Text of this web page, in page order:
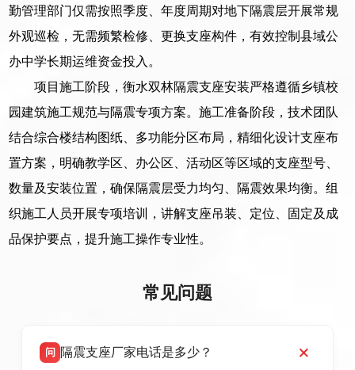
勤管理部门仅需按照季度、年度周期对地下隔震层开展常规
外观巡检，无需频繁检修、更换支座构件，有效控制县域公
办中学长期运维资金投入。
项目施工阶段，衡水双林隔震支座安装严格遵循乡镇校
园建筑施工规范与隔震专项方案。施工准备阶段，技术团队
结合综合楼结构图纸、多功能分区布局，精细化设计支座布
置方案，明确教学区、办公区、活动区等区域的支座型号、
数量及安装位置，确保隔震层受力均匀、隔震效果均衡。组
织施工人员开展专项培训，讲解支座吊装、定位、固定及成
品保护要点，提升施工操作专业性。
常见问题
问 隔震支座厂家电话是多少？